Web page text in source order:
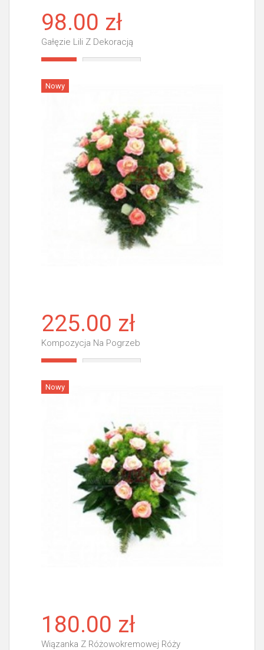
98.00 zł
Gałęzie Lili Z Dekoracją
Nowy
225.00 zł
Kompozycja Na Pogrzeb
Nowy
180.00 zł
Wiązanka Z Różowokremowej Róży